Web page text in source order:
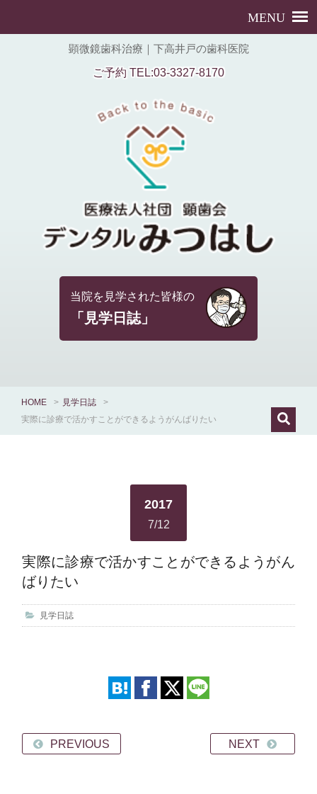
顕微鏡歯科治療｜下高井戸の歯科医院
ご予約 TEL:03-3327-8170
当院を見学された皆様の
「見学日誌」
HOME > 見学日誌
>
実際に診療で活かすことができるようがんばりたい
2017
7/12
実際に診療で活かすことができるようがん
ばりたい
見学日誌
PREVIOUS NEXT